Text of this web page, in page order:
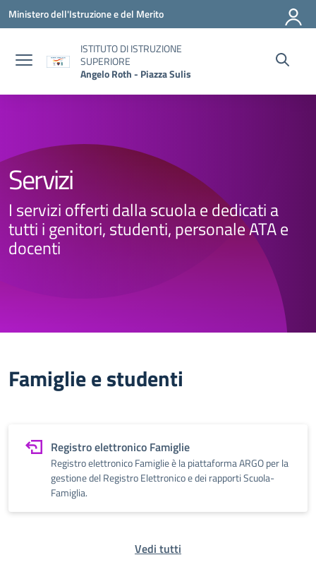
Vai ai contenuti
Vai al menu di navigazione
Vai al footer
Ministero dell'Istruzione e del Merito
ISTITUTO DI ISTRUZIONE
SUPERIORE
Angelo Roth - Piazza Sulis
Servizi
I servizi offerti dalla scuola e dedicati a
tutti i genitori, studenti, personale ATA e
docenti
Famiglie e studenti
Registro elettronico Famiglie
Registro elettronico Famiglie è la piattaforma ARGO per la
gestione del Registro Elettronico e dei rapporti Scuola-
Famiglia.
Vedi tutti